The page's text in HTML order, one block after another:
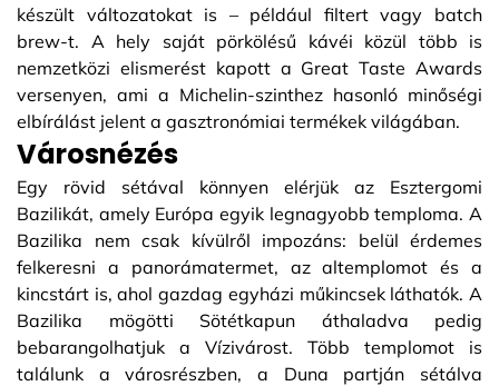
készült változatokat is – például filtert vagy batch
brew-t. A hely saját pörkölésű kávéi közül több is
nemzetközi elismerést kapott a Great Taste Awards
versenyen, ami a Michelin-szinthez hasonló minőségi
elbírálást jelent a gasztronómiai termékek világában.
Városnézés
Egy rövid sétával könnyen elérjük az Esztergomi
Bazilikát, amely Európa egyik legnagyobb temploma. A
Bazilika nem csak kívülről impozáns: belül érdemes
felkeresni a panorámatermet, az altemplomot és a
kincstárt is, ahol gazdag egyházi műkincsek láthatók. A
Bazilika mögötti Sötétkapun áthaladva pedig
bebarangolhatjuk a Vízivárost. Több templomot is
találunk a városrészben, a Duna partján sétálva